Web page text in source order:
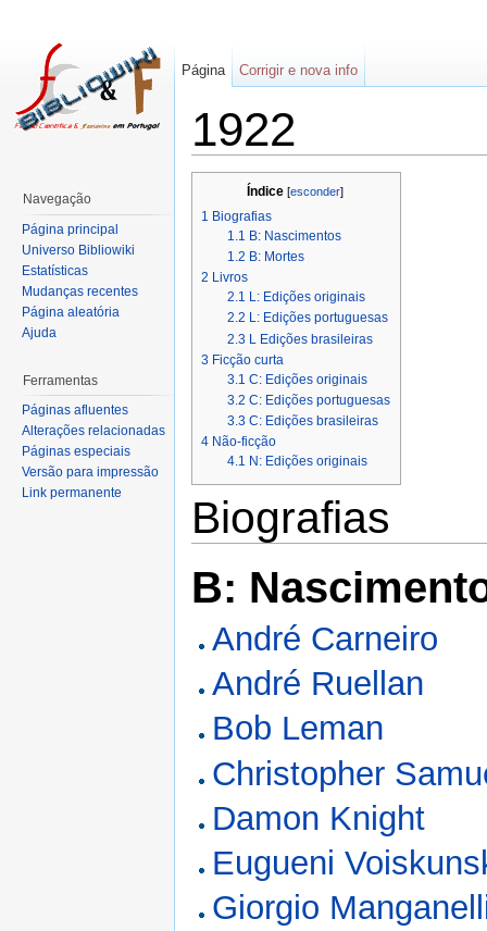
1922
Índice[esconder]
1 Biografias
1.1 B: Nascimentos
1.2 B: Mortes
2 Livros
2.1 L: Edições originais
2.2 L: Edições portuguesas
2.3 L Edições brasileiras
3 Ficção curta
3.1 C: Edições originais
3.2 C: Edições portuguesas
3.3 C: Edições brasileiras
4 Não-ficção
4.1 N: Edições originais
Biografias
B:
André Carneiro
André Ruellan
Bob Leman
Christopher
Damon Knight
Eugueni
Giorgio
Página Corrigir e nova info
Navegação
Página principal
Universo Bibliowiki
Estatísticas
Mudanças recentes
Página aleatória
Ajuda
Ferramentas
Páginas afluentes
Alterações relacionadas
Páginas especiais
Versão para impressão
Link permanente